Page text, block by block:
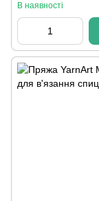
В наявності